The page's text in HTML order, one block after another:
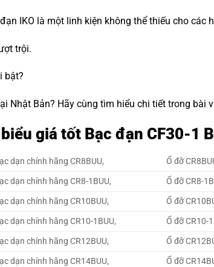
IKO là một linh kiện không thể thiếu cho các
trội.
bật?
Nhật Bản? Hãy cùng tìm hiểu chi tiết trong bài
giá tốt Bạc đạn CF30-1
dạn chính hãng CR8BUU,
Ổ đỡ
dạn chính hãng CR8-1BUU,
Ổ đỡ CR8-
dạn chính hãng CR10BUU,
Ổ đỡ
dạn chính hãng CR10-1BUU,
Ổ đỡ CR10-
dạn chính hãng CR12BUU,
Ổ đỡ
dạn chính hãng CR14BUU,
Ổ đỡ